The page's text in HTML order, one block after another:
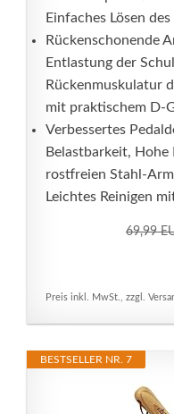
Einfaches Lösen
Rückenschonende
Entlastung der
Rückenmuskulatur
mit praktischem D-
Verbessertes
Belastbarkeit,
rostfreien Stahl-
Leichtes Reinigen
69,99
Preis inkl. MwSt., zzgl.
BESTSELLER NR. 7